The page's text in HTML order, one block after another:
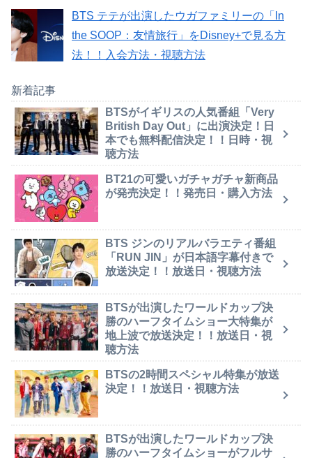
BTS テテが出演したウガファミリーの「In
the SOOP：友情旅行」をDisney+で見る方
法！！入会方法・視聴方法
新着記事
BTSがイギリスの人気番組「Very
British Day Out」に出演決定！日
本でも無料配信決定！！日時・視
聴方法
BT21の可愛いガチャガチャ新商品
が発売決定！！発売日・購入方法
BTS ジンのリアルバラエティ番組
「RUN JIN」が日本語字幕付きで
放送決定！！放送日・視聴方法
BTSが出演したワールドカップ決
勝のハーフタイムショー大特集が
地上波で放送決定！！放送日・視
聴方法
BTSの2時間スペシャル特集が放送
決定！！放送日・視聴方法
BTSが出演したワールドカップ決
勝のハーフタイムショーがフルサ